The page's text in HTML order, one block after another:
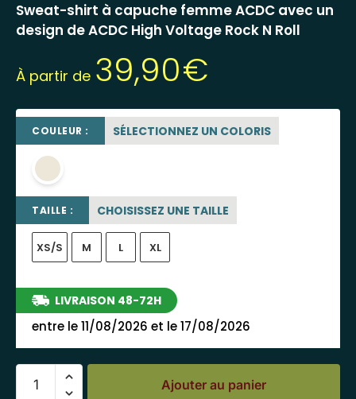
Sweat-shirt à capuche femme ACDC avec un
design de ACDC High Voltage Rock N Roll
À partir de 39,90€
COULEUR : SÉLECTIONNEZ UN COLORIS
TAILLE : CHOISISSEZ UNE TAILLE
XS/S M L XL
LIVRAISON 48-72H
entre le 11/08/2026 et le 17/08/2026
Ajouter au panier